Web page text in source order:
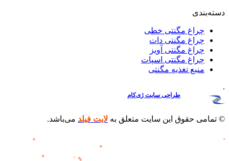
دسته‌بندی
چراغ مگنتی خطی
چراغ مگنتی دات
چراغ مگنتی آویز
چراغ مگنتی اسپات
منبع تغذیه مگنتی
.
طراحی سایت ژی‌کام
© تمامی حقوق این سایت متعلق به لایت فیلد می‌باشد.